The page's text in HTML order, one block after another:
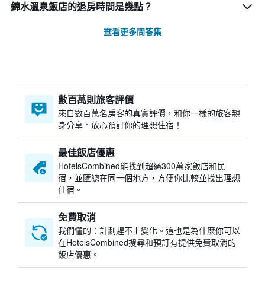
錦水溫泉飯店的退房時間是幾點？
查看更多問答集
數百萬則旅客評價
來自數百萬名房客的真實評價，和你一樣的旅客親
身分享。放心預訂你的理想住宿！
最佳飯店優惠
HotelsCombined​能找到超過300萬家飯店和民
宿，並匯總在同一個地方，方便你比較並找出理想
住宿。
免費取消
我們懂的：計劃趕不上變化。這也是為什麼你可以
在HotelsCombined搜尋和預訂有提供免費取消的
飯店優惠。